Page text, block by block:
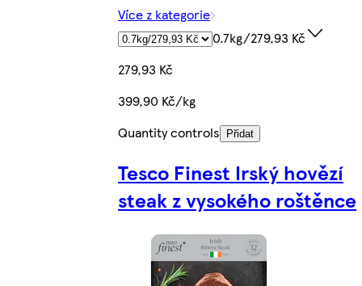
Více z kategorie
0.7kg/279,93 Kč
279,93 Kč
399,90 Kč/kg
Quantity controls
Přidat
Tesco Finest Irský hovězí
steak z vysokého roštěnce